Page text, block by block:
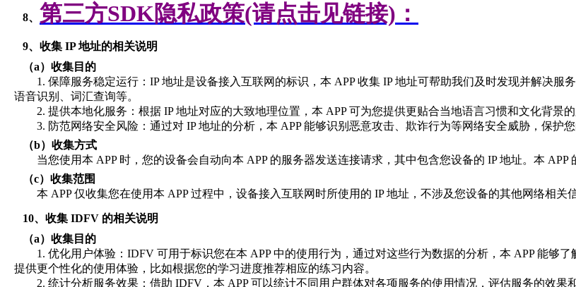
8、 第三方SDK隐私政策(请点击见链接)：
9、 收集 IP 地址的相关说明
（a） 收集目的
1. 保障服务稳定运行： IP地址是设备接入互联网的标识，本 APP收集 IP地址可帮助我们及时发现并解决服
语音识别、词汇查询等。
2. 提供本地化服务：根据 IP地址对应的大致地理位置，本 APP可为您提供更贴合当地语言习惯和文化背景
3. 防范网络安全风险：通过对 IP地址的分析，本 APP能够识别恶意攻击、欺诈行为等网络安全威胁，保护
（b） 收集方式
当您使用本 APP 时，您的设备会自动向本 APP 的服务器发送连接请求，其中包含您设备的 IP地址。本 APP
（c） 收集范围
本 APP仅收集您在使用本 APP过程中，设备接入互联网时所使用的 IP地址，不涉及您设备的其他网络相关信
10、 收集 IDFV 的相关说明
（a） 收集目的
1. 优化用户体验： IDFV 可用于标识您在本 APP中的使用行为，通过对这些行为数据的分析，本 APP能够了
提供更个性化的使用体验，比如根据您的学习进度推荐相应的练习内容。
2. 统计分析服务效果：借助 IDFV ，本 APP可以统计不同用户群体对各项服务的使用情况，评估服务的效果